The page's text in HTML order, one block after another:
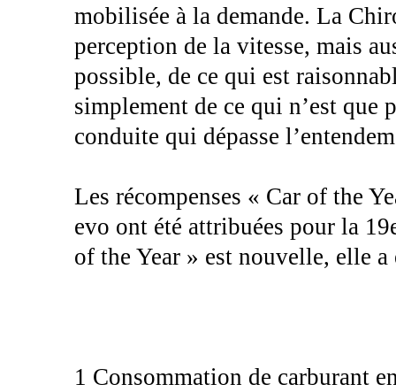
mobilisée à la demande. La
perception de la vitesse, mais
possible, de ce qui est
simplement de ce qui n’est
conduite qui dépasse
Les récompenses « Car of the
evo ont été attribuées pour la
of the Year » est nouvelle, elle
1 Consommation de carburant